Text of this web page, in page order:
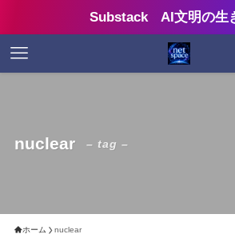
Substack AI文明の生
nuclear – tag –
ホーム nuclear